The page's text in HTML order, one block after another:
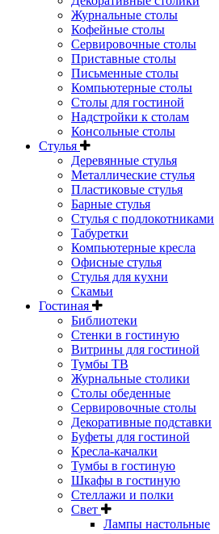
Журнальные столы
Кофейные столы
Сервировочные столы
Приставные столы
Письменные столы
Компьютерные столы
Столы для гостиной
Надстройки к столам
Консольные столы
Стулья
Деревянные стулья
Металлические стулья
Пластиковые стулья
Барные стулья
Стулья с подлокотниками
Табуретки
Компьютерные кресла
Офисные стулья
Стулья для кухни
Скамьи
Гостиная
Библиотеки
Стенки в гостиную
Витрины для гостиной
Тумбы ТВ
Журнальные столики
Столы обеденные
Сервировочные столы
Декоративные подставки
Буфеты для гостиной
Кресла-качалки
Тумбы в гостиную
Шкафы в гостиную
Стеллажи и полки
Свет
Лампы настольные